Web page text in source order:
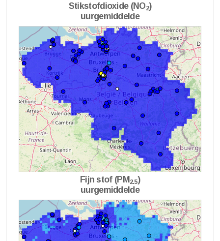
Stikstofdioxide (NO2)
uurgemiddelde
Fijn stof (PM2.5)
uurgemiddelde